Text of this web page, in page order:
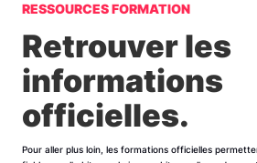
RESSOURCES FORMATION
Retrouver les
informations
officielles.
Pour aller plus loin, les formations officielles